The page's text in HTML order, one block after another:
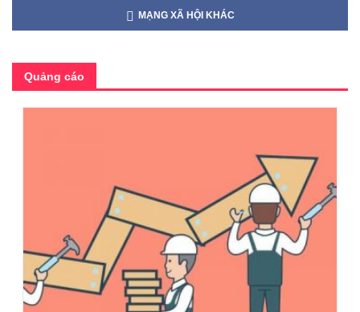
MẠNG XÃ HỘI KHÁC
Quảng cáo